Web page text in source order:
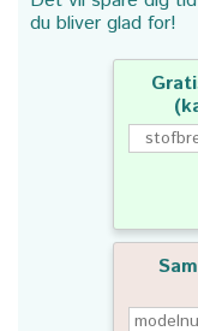
du bliver glad for!